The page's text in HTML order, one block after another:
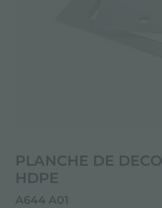
PLANCHE DE
HDPE
A644 A01